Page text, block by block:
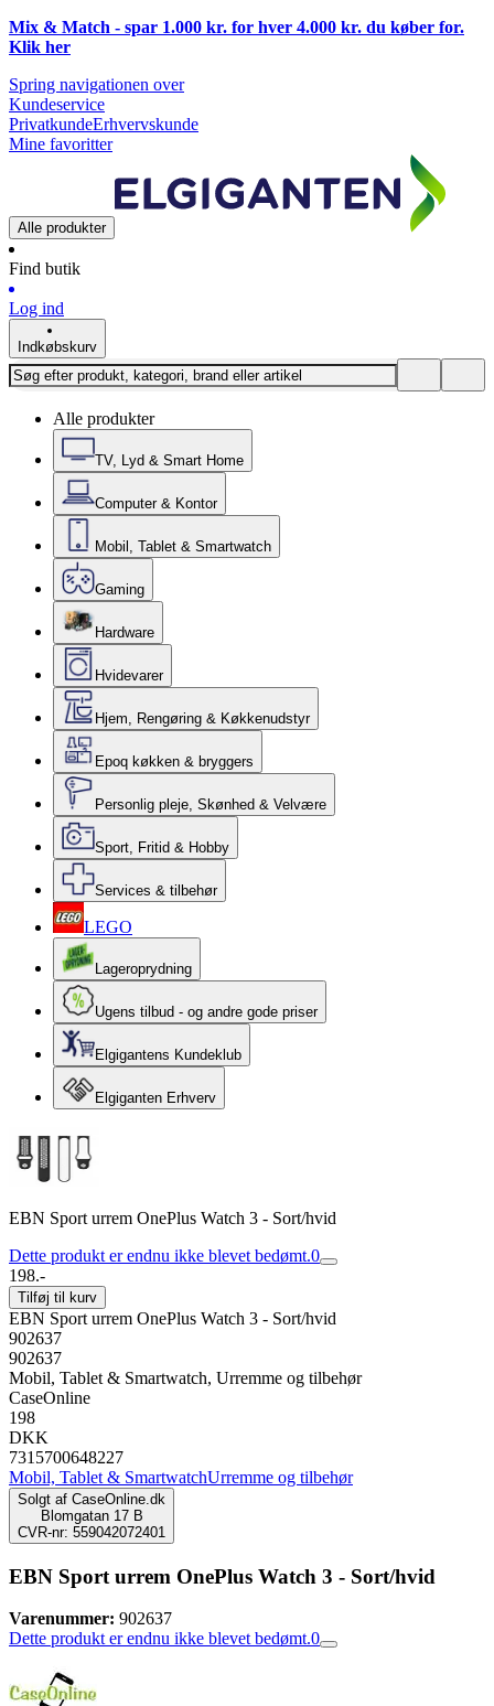
Mix & Match - spar 1.000 kr. for hver 4.000 kr. du køber for.
Klik her
Spring navigationen over
Kundeservice
PrivatkundeErhvervskunde
Mine favoritter
Alle produkter
Find butik
Log ind
Indkøbskurv
Alle produkter
TV, Lyd & Smart Home
Computer & Kontor
Mobil, Tablet & Smartwatch
Gaming
Hardware
Hvidevarer
Hjem, Rengøring & Køkkenudstyr
Epoq køkken & bryggers
Personlig pleje, Skønhed & Velvære
Sport, Fritid & Hobby
Services & tilbehør
LEGO
Lageroprydning
Ugens tilbud - og andre gode priser
Elgigantens Kundeklub
Elgiganten Erhverv
EBN Sport urrem OnePlus Watch 3 - Sort/hvid
Dette produkt er endnu ikke blevet bedømt.0
198.-
Tilføj til kurv
EBN Sport urrem OnePlus Watch 3 - Sort/hvid
902637
902637
Mobil, Tablet & Smartwatch, Urremme og tilbehør
CaseOnline
198
DKK
7315700648227
Mobil, Tablet & SmartwatchUrremme og tilbehør
Solgt af CaseOnline.dk
Blomgatan 17 B
CVR-nr: 559042072401
EBN Sport urrem OnePlus Watch 3 - Sort/hvid
Varenummer: 902637
Dette produkt er endnu ikke blevet bedømt.0